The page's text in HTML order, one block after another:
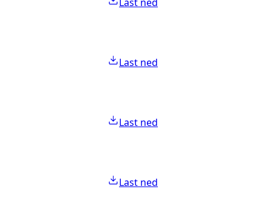
Last ned
Last ned
Last ned